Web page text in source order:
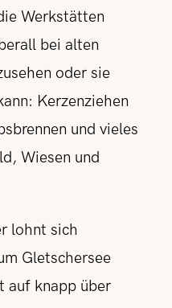
Werkstätten
bei alten
oder sie
Kerzenziehen
und vieles
Wiesen und
lohnt sich
Gletschersee
auf knapp über